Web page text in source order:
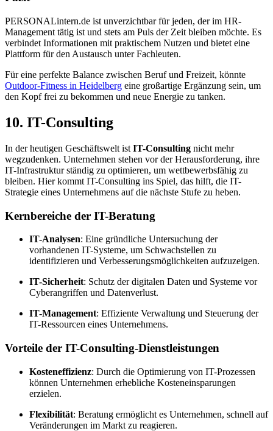
PERSONALintern.de ist unverzichtbar für jeden, der im HR-
Management tätig ist und stets am Puls der Zeit bleiben möchte. Es
verbindet Informationen mit praktischem Nutzen und bietet eine
Plattform für den Austausch unter Fachleuten.
Für eine perfekte Balance zwischen Beruf und Freizeit, könnte
Outdoor-Fitness in Heidelberg eine großartige Ergänzung sein, um
den Kopf frei zu bekommen und neue Energie zu tanken.
10. IT-Consulting
In der heutigen Geschäftswelt ist IT-Consulting nicht mehr
wegzudenken. Unternehmen stehen vor der Herausforderung, ihre
IT-Infrastruktur ständig zu optimieren, um wettbewerbsfähig zu
bleiben. Hier kommt IT-Consulting ins Spiel, das hilft, die IT-
Strategie eines Unternehmens auf die nächste Stufe zu heben.
Kernbereiche der IT-Beratung
IT-Analysen: Eine gründliche Untersuchung der
vorhandenen IT-Systeme, um Schwachstellen zu
identifizieren und Verbesserungsmöglichkeiten aufzuzeigen.
IT-Sicherheit: Schutz der digitalen Daten und Systeme vor
Cyberangriffen und Datenverlust.
IT-Management: Effiziente Verwaltung und Steuerung der
IT-Ressourcen eines Unternehmens.
Vorteile der IT-Consulting-Dienstleistungen
Kosteneffizienz: Durch die Optimierung von IT-Prozessen
können Unternehmen erhebliche Kosteneinsparungen
erzielen.
Flexibilität: Beratung ermöglicht es Unternehmen, schnell auf
Veränderungen im Markt zu reagieren.